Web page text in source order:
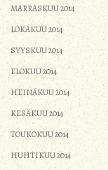
MARRASKUU 2014
LOKAKUU 2014
SYYSKUU 2014
ELOKUU 2014
HEINÄKUU 2014
KESÄKUU 2014
TOUKOKUU 2014
HUHTIKUU 2014